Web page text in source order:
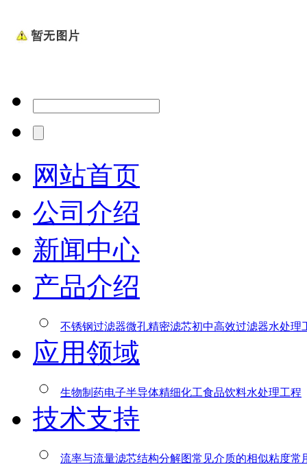
网站首页
公司介绍
新闻中心
产品介绍
不锈钢过滤器微孔精密滤芯初中高效过滤器水处理
应用领域
生物制药电子半导体精细化工食品饮料水处理工程
技术支持
流率与流量滤芯结构分解图常见介质的相似粘度常